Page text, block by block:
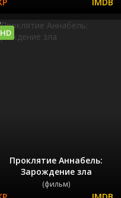
Проклятие Аннабель:
Зарождение зла
(фильм)
HD